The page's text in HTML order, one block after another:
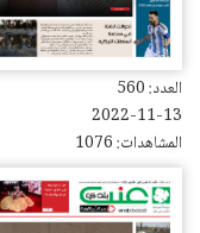
العدد: 560
2022-11-13
المشاهدات: 1076